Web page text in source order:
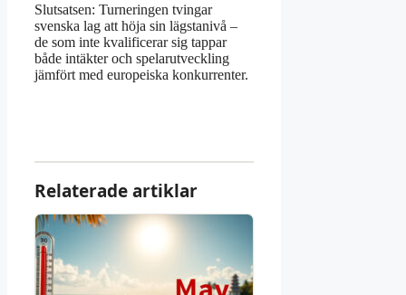
Slutsatsen: Turneringen tvingar
svenska lag att höja sin lägstanivå –
de som inte kvalificerar sig tappar
både intäkter och spelarutveckling
jämfört med europeiska konkurrenter.
Relaterade artiklar